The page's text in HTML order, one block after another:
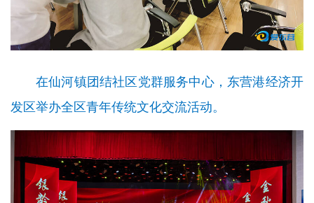
在仙河镇团结社区党群服务中心，东营港经济开
发区举办全区青年传统文化交流活动。